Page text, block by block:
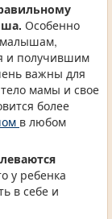
Особенно
и получившим
важны для
мамы и свое
более
в любом
у ребенка
в себе и